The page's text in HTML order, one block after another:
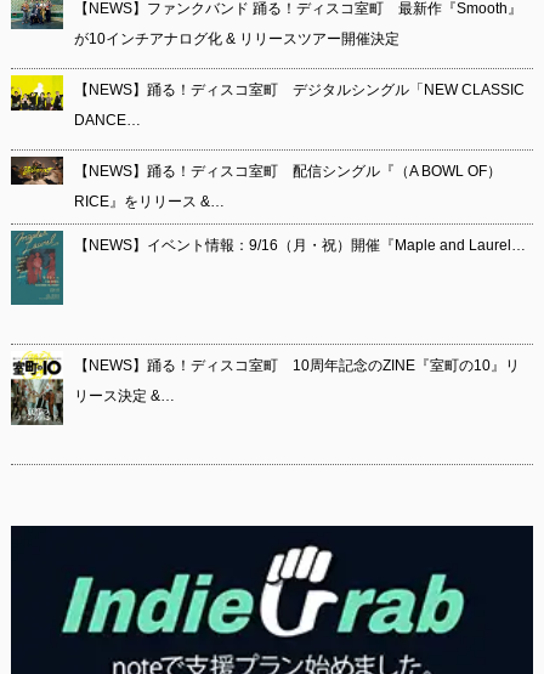
【NEWS】ファンクバンド 踊る！ディスコ室町 最新作『Smooth』
が10インチアナログ化 & リリースツアー開催決定
【NEWS】踊る！ディスコ室町 デジタルシングル「NEW CLASSIC
DANCE…
【NEWS】踊る！ディスコ室町 配信シングル『（A BOWL OF）
RICE』をリリース &…
【NEWS】イベント情報：9/16（月・祝）開催『Maple and Laurel…
【NEWS】踊る！ディスコ室町 10周年記念のZINE『室町の10』リ
リース決定 &…